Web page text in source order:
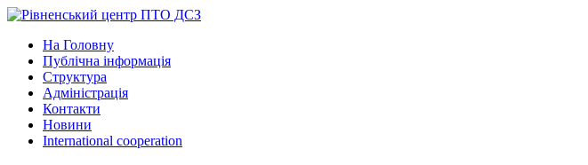
На Головну
Публічна інформація
Структура
Адміністрація
Контакти
Новини
International cooperation